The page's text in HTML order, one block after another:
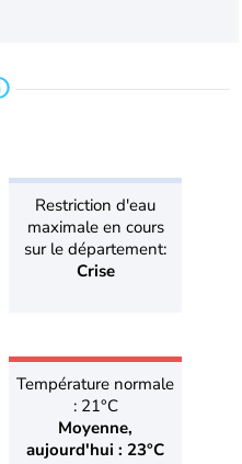
Restriction d'eau
maximale en cours
sur le département:
Crise
Température normale
: 21°C
Moyenne,
aujourd'hui : 23°C